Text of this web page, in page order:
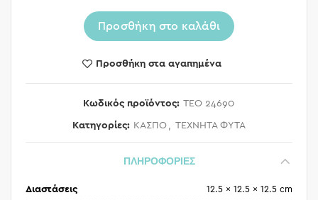
Προσθήκη στο καλάθι
Προσθήκη στα αγαπημένα
Κωδικός προϊόντος: TEO 24690
Κατηγορίες: ΚΑΣΠΟ , ΤΕΧΝΗΤΑ ΦΥΤΑ
ΠΛΗΡΟΦΟΡΙΕΣ
Διαστάσεις 12.5 × 12.5 × 12.5 cm